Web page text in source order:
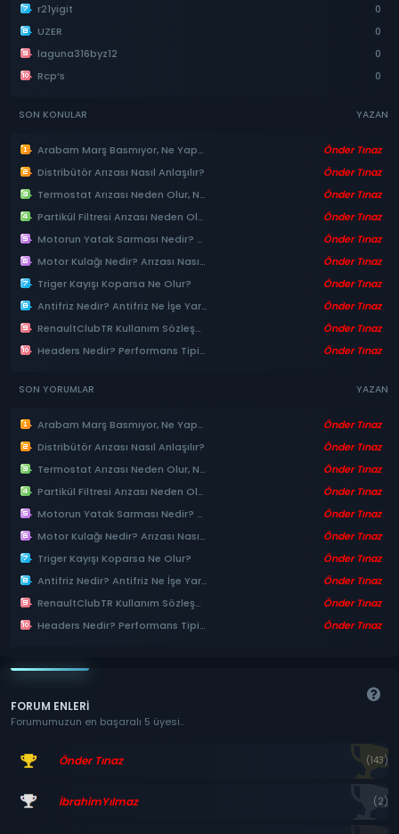
r21yigit
0
UZER
0
laguna316byz12
0
Rcp’s
0
SON KONULAR YAZAN
Arabam Marş Basmıyor, Ne Yapmalıyım?
Önder Tınaz
Distribütör Arızası Nasıl Anlaşılır?
Önder Tınaz
Termostat Arızası Neden Olur, Nasıl Anlaşılır ve Giderilir?
Önder Tınaz
Partikül Filtresi Arızası Neden Olur?
Önder Tınaz
Motorun Yatak Sarması Nedir? (Nedenleri, Belirtileri ve Tamiri)
Önder Tınaz
Motor Kulağı Nedir? Arızası Nasıl Anlaşılır?
Önder Tınaz
Triger Kayışı Koparsa Ne Olur?
Önder Tınaz
Antifriz Nedir? Antifriz Ne İşe Yarar?
Önder Tınaz
RenaultClubTR Kullanım Sözleşmesi ve Gizlilik Politikası
Önder Tınaz
Headers Nedir? Performans Tipi Egzoz Manifoldu ve Avantajları
Önder Tınaz
SON YORUMLAR YAZAN
Arabam Marş Basmıyor, Ne Yapmalıyım?
Önder Tınaz
Distribütör Arızası Nasıl Anlaşılır?
Önder Tınaz
Termostat Arızası Neden Olur, Nasıl Anlaşılır ve Giderilir?
Önder Tınaz
Partikül Filtresi Arızası Neden Olur?
Önder Tınaz
Motorun Yatak Sarması Nedir? (Nedenleri, Belirtileri ve Tamiri)
Önder Tınaz
Motor Kulağı Nedir? Arızası Nasıl Anlaşılır?
Önder Tınaz
Triger Kayışı Koparsa Ne Olur?
Önder Tınaz
Antifriz Nedir? Antifriz Ne İşe Yarar?
Önder Tınaz
RenaultClubTR Kullanım Sözleşmesi ve Gizlilik Politikası
Önder Tınaz
Headers Nedir? Performans Tipi Egzoz Manifoldu ve Avantajları
Önder Tınaz
FORUM ENLERI
Forumumuzun en başaralı 5 üyesi..
Önder Tınaz (143)
İbrahimYılmaz (2)